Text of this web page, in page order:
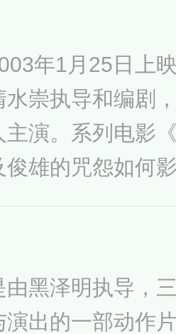
电影节柏林金熊
终取得了304亿
年1月25日上
崇执导和编剧
主演。系列电影
俊雄的咒怨如何
节目的演员，
论他是谁，无
因为什么走进了
由黑泽明执导，
演出的一部动作